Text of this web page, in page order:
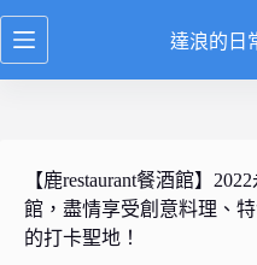
跳
至
達浪的日
【鹿restaurant餐酒館】
館，盡情享受創意料理、
的打卡聖地！